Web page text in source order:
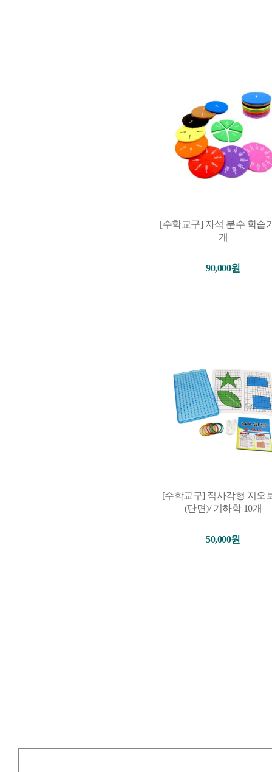
[수학교구] 자석 분수 학습
개
90,000원
[수학교구] 직사각형 지오
(단면)/ 기하학 10개
50,000원